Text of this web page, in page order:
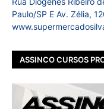
Paulo/SP E Av. Zélia,
ASSINCO CURSOS